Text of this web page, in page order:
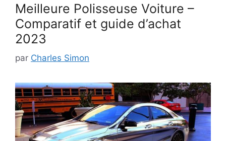
Meilleure Polisseuse Voiture –
Comparatif et guide d’achat
2023
par Charles Simon